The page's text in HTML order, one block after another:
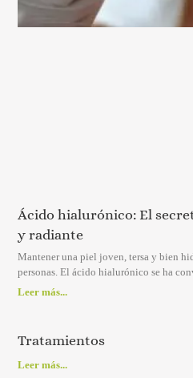
Ácido hialurónico: El
y radiante
Mantener una piel joven, tersa y bien
personas. El ácido hialurónico se ha
Leer más...
Tratamientos
Leer más...